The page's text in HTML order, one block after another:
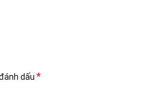
dấu *